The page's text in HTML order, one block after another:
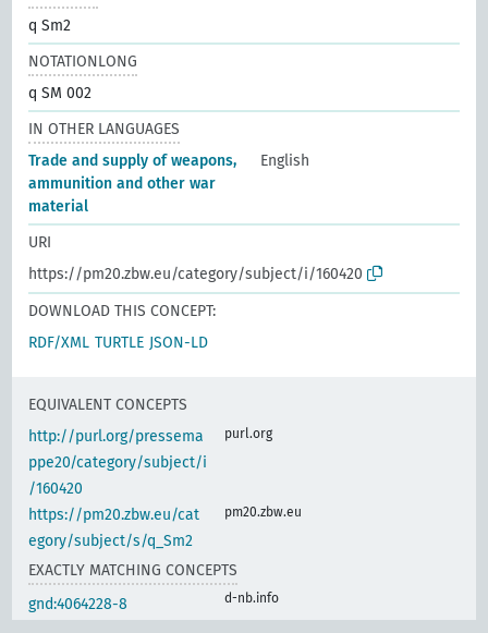
q Sm2
NOTATIONLONG
q SM 002
IN OTHER LANGUAGES
Trade and supply of weapons,
ammunition and other war
material
English
URI
https://pm20.zbw.eu/category/subject/i/160420
DOWNLOAD THIS CONCEPT:
RDF/XML TURTLE JSON-LD
EQUIVALENT CONCEPTS
http://purl.org/pressema
ppe20/category/subject/i
/160420
purl.org
https://pm20.zbw.eu/cat
egory/subject/s/q_Sm2
pm20.zbw.eu
EXACTLY MATCHING CONCEPTS
gnd:4064228-8
d-nb.info